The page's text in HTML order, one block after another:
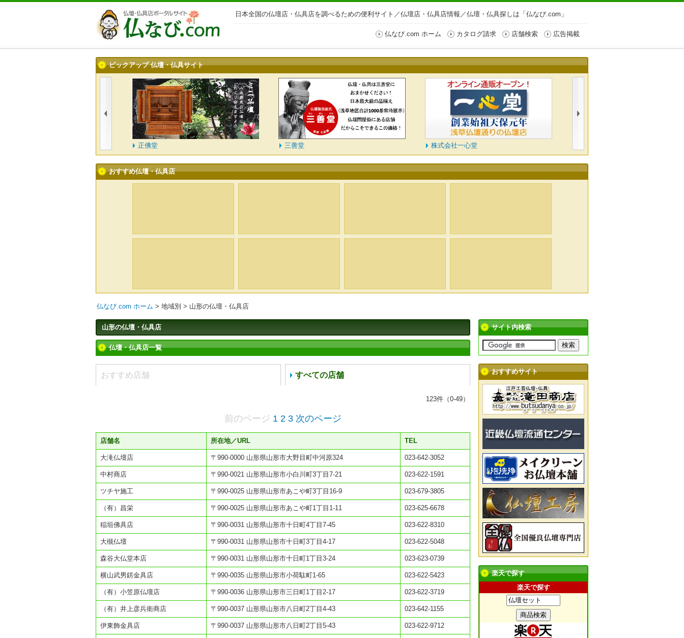
日本全国の仏壇店・仏具店を調べるための便利サイト／仏壇店・仏具店情報／仏壇・仏具探しは「仏なび.com」
仏なび.com ホーム カタログ請求 店舗検索 広告掲載
ピックアップ 仏壇・仏具サイト
おすすめ仏壇・仏具店
仏なび.com ホーム > 地域別 > 山形の仏壇・仏具店
山形の仏壇・仏具店
仏壇・仏具店一覧
おすすめ店舗 すべての店舗
123件（0-49）
前のページ 1 2 3 次のページ
店舗名 所在地／URL TEL
大滝仏壇店 〒990-0000 山形県山形市大野目町中河原324 023-642-3052
中村商店 〒990-0021 山形県山形市小白川町3丁目7-21 023-622-1591
ツチヤ施工 〒990-0025 山形県山形市あこや町3丁目16-9 023-679-3805
（有）昌栄 〒990-0025 山形県山形市あこや町1丁目1-11 023-625-6678
稲垣佛具店 〒990-0031 山形県山形市十日町4丁目7-45 023-622-8310
大槻仏壇 〒990-0031 山形県山形市十日町3丁目4-17 023-622-5048
森谷大仏堂本店 〒990-0031 山形県山形市十日町1丁目3-24 023-623-0739
横山武男錺金具店 〒990-0035 山形県山形市小荷駄町1-65 023-622-5423
（有）小笠原仏壇店 〒990-0036 山形県山形市三日町1丁目2-17 023-622-3719
（有）井上彦兵衛商店 〒990-0037 山形県山形市八日町2丁目4-43 023-642-1155
伊東飾金具店 〒990-0037 山形県山形市八日町2丁目5-43 023-622-9712
サイト内検索
おすすめサイト
楽天で探す
楽天で探す